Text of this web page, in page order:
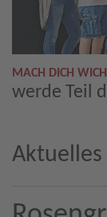
MACH DICH
werde Teil
Aktuelles